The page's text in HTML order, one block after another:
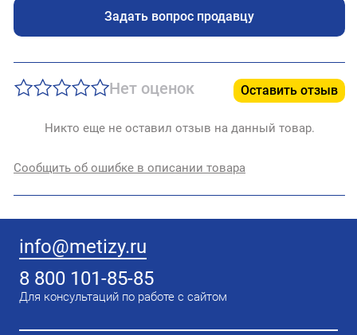
Задать вопрос продавцу
Нет оценок Оставить отзыв
Никто еще не оставил отзыв на данный товар.
Сообщить об ошибке в описании товара
info@metizy.ru
8 800 101-85-85
Для консультаций по работе с сайтом